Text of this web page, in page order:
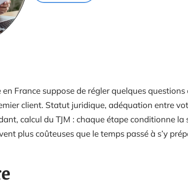
France suppose de régler quelques
client. Statut juridique, adéquation entre
calcul du TJM : chaque étape conditionne la
plus coûteuses que le temps passé à s’y